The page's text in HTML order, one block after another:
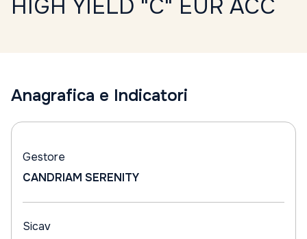
HIGH YIELD "C" EUR ACC
Anagrafica e Indicatori
Gestore
CANDRIAM SERENITY
Sicav